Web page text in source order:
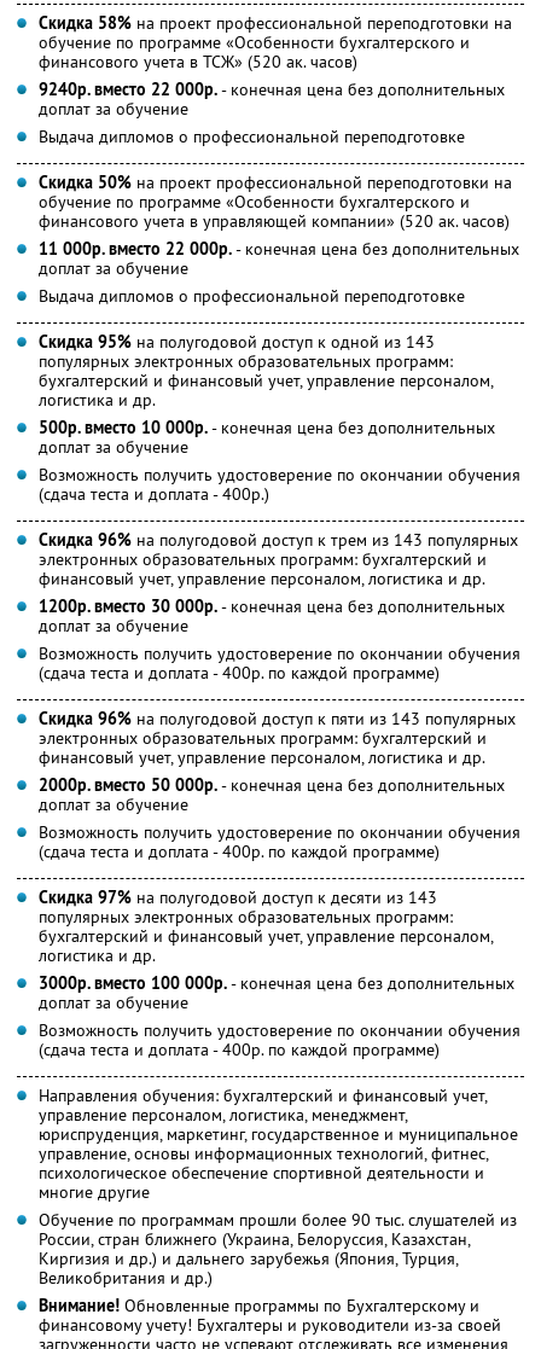
Скидка 58% на проект профессиональной переподготовки на
обучение по программе «Особенности бухгалтерского и
финансового учета в ТСЖ» (520 ак. часов)
9240р. вместо 22 000р.- конечная цена без дополнительных
доплат за обучение
Выдача дипломов о профессиональной переподготовке
Скидка 50% на проект профессиональной переподготовки на
обучение по программе «Особенности бухгалтерского и
финансового учета в управляющей компании» (520 ак. часов)
11 000р. вместо 22 000р.- конечная цена без дополнительных
доплат за обучение
Выдача дипломов о профессиональной переподготовке
Скидка 95% на полугодовой доступ к одной из 143
популярных электронных образовательных программ:
бухгалтерский и финансовый учет, управление персоналом,
логистика и др.
500р. вместо 10 000р.- конечная цена без дополнительных
доплат за обучение
Возможность получить удостоверение по окончании обучения
(сдача теста и доплата - 400р.)
Скидка 96% на полугодовой доступ к трем из 143 популярных
электронных образовательных программ: бухгалтерский и
финансовый учет, управление персоналом, логистика и др.
1200р. вместо 30 000р.- конечная цена без дополнительных
доплат за обучение
Возможность получить удостоверение по окончании обучения
(сдача теста и доплата - 400р. по каждой программе)
Скидка 96% на полугодовой доступ к пяти из 143 популярных
электронных образовательных программ: бухгалтерский и
финансовый учет, управление персоналом, логистика и др.
2000р. вместо 50 000р.- конечная цена без дополнительных
доплат за обучение
Возможность получить удостоверение по окончании обучения
(сдача теста и доплата - 400р. по каждой программе)
Скидка 97% на полугодовой доступ к десяти из 143
популярных электронных образовательных программ:
бухгалтерский и финансовый учет, управление персоналом,
логистика и др.
3000р. вместо 100 000р.- конечная цена без дополнительных
доплат за обучение
Возможность получить удостоверение по окончании обучения
(сдача теста и доплата - 400р. по каждой программе)
Направления обучения: бухгалтерский и финансовый учет,
управление персоналом, логистика, менеджмент,
юриспруденция, маркетинг, государственное и муниципальное
управление, основы информационных технологий, фитнес,
психологическое обеспечение спортивной деятельности и
многие другие
Обучение по программам прошли более 90 тыс. слушателей из
России, стран ближнего (Украина, Белоруссия, Казахстан,
Киргизия и др.) и дальнего зарубежья (Япония, Турция,
Великобритания и др.)
Внимание! Обновленные программы по Бухгалтерскому и
финансовому учету! Бухгалтеры и руководители из-за своей
загруженности часто не успевают отслеживать все изменения